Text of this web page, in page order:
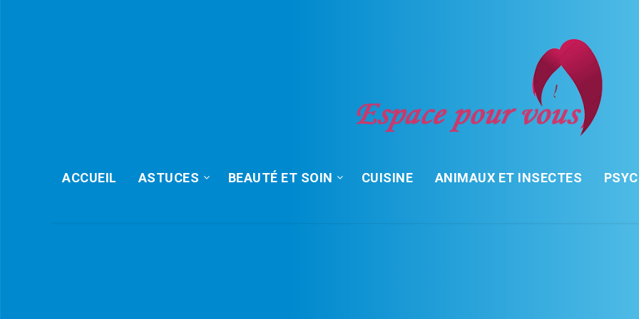
ACCUEIL ASTUCES BEAUTÉ ET SOIN CUISINE ANIMAUX ET INSECTES